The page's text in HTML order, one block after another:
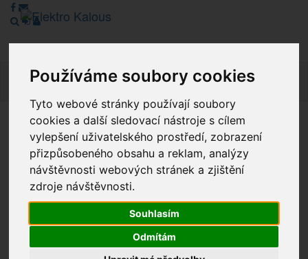
Používáme soubory cookies
Tyto webové stránky používají soubory
cookies a další sledovací nástroje s cílem
vylepšení uživatelského prostředí, zobrazení
přizpůsobeného obsahu a reklam, analýzy
návštěvnosti webových stránek a zjištění
zdroje návštěvnosti.
Souhlasím
Odmítám
Vážení zákazníci, v tuto chvíli je Náš internetový obchod v
režimu Katalogu. Objednávky on-line nyní nelze vyřídit.
Děkujeme za pochopení.
Novinky